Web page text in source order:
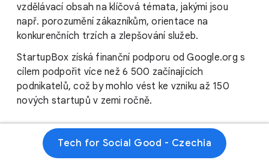
vzdělávací obsah na klíčová témata, jakými jsou
např. porozumění zákazníkům, orientace na
konkurenčních trzích a zlepšování služeb.
StartupBox získá finanční podporu od Google.org s
cílem podpořit více než 6 500 začínajících
podnikatelů, což by mohlo vést ke vzniku až 150
nových startupů v zemi ročně.
Tech for Social Good - Czechia